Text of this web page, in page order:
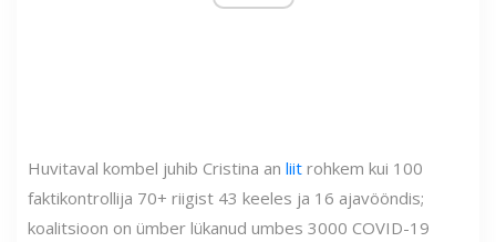
Huvitaval kombel juhib Cristina an liit rohkem kui 100
faktikontrollija 70+ riigist 43 keeles ja 16 ajavööndis;
koalitsioon on ümber lükanud umbes 3000 COVID-19